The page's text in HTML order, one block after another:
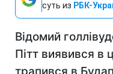
суть из РБК-
Відомий
Пітт виявився в